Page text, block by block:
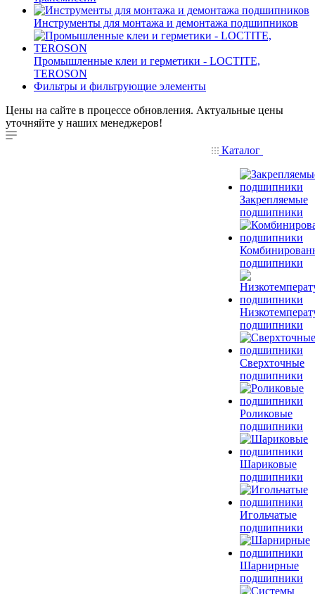
Инструменты для монтажа и демонтажа подшипников
Промышленные клеи и герметики - LOCTITE,
TEROSON
Фильтры и фильтрующие элементы
Цены на сайте в процессе обновления. Актуальные цены
уточняйте у наших менеджеров!
Каталог
Закрепляемые
подшипники
подшипники
подшипники
Сверхточные
подшипники
Роликовые
подшипники
Шариковые
подшипники
Игольчатые
подшипники
Шарнирные
подшипники